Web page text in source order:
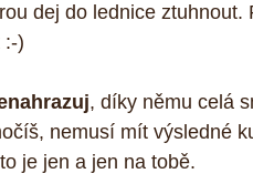
dej do lednice
:-)
, díky němu celá
nemusí mít výsledné
je jen a jen na tobě.